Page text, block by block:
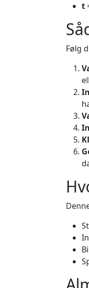
t
Følg